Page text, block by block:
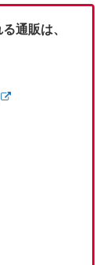
通販は、